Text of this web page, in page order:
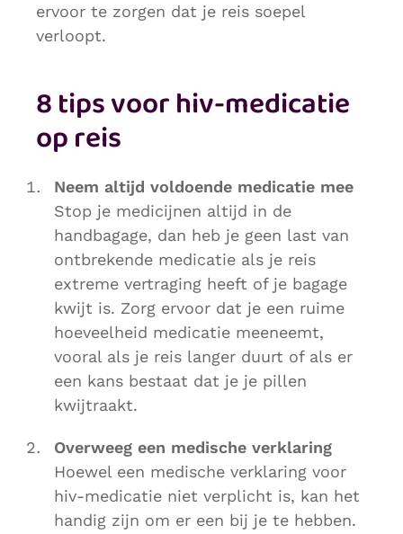
ervoor te zorgen dat je reis soepel
verloopt.
8 tips voor hiv-medicatie
op reis
Neem altijd voldoende medicatie mee
Stop je medicijnen altijd in de
handbagage, dan heb je geen last van
ontbrekende medicatie als je reis
extreme vertraging heeft of je bagage
kwijt is. Zorg ervoor dat je een ruime
hoeveelheid medicatie meeneemt,
vooral als je reis langer duurt of als er
een kans bestaat dat je je pillen
kwijtraakt.
Overweeg een medische verklaring
Hoewel een medische verklaring voor
hiv-medicatie niet verplicht is, kan het
handig zijn om er een bij je te hebben.